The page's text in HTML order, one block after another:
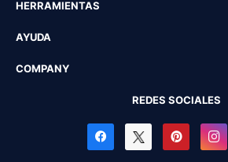
HERRAMIENTAS
AYUDA
COMPANY
REDES SOCIALES